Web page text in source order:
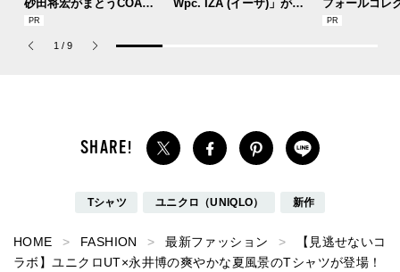
砂田将宏がまとうCOACH
の新作フレグランス「コ
パルファム」
Wpc. IZA (イーザ)」があ
フォールコレ
描くプレッピ
1 / 9
Tシャツ ユニクロ（UNIQLO） 新作
HOME FASHION 最新ファッション
【見逃せないコ
ラボ】ユニクロUT×永井博の爽やかな夏風景のTシャツが登場！